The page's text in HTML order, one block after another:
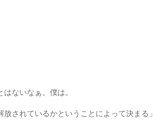
ないなぁ。僕は。
されているかということによって決ま